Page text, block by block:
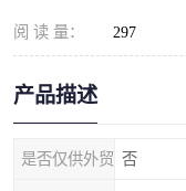
阅 读 量： 297
产品描述
是否仅供外贸 否